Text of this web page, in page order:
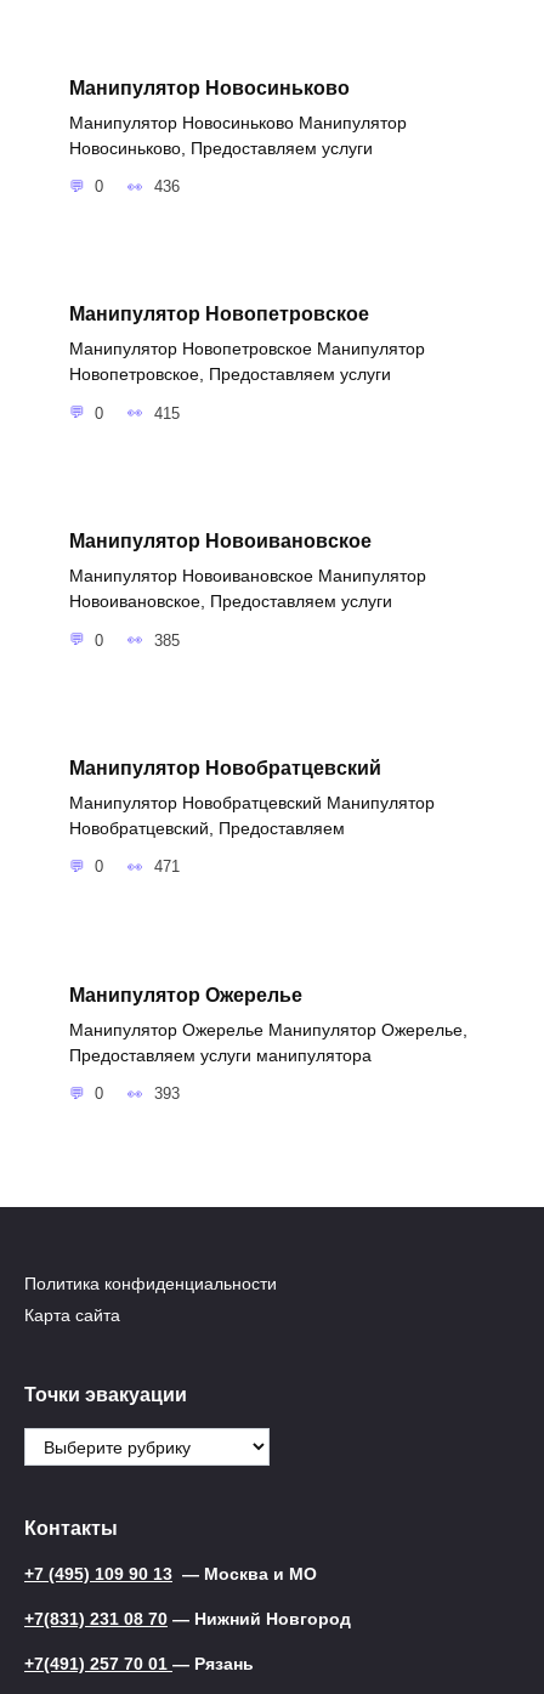
Манипулятор Новосиньково
Манипулятор Новосиньково Манипулятор
Новосиньково, Предоставляем услуги
0 436
Манипулятор Новопетровское
Манипулятор Новопетровское Манипулятор
Новопетровское, Предоставляем услуги
0 415
Манипулятор Новоивановское
Манипулятор Новоивановское Манипулятор
Новоивановское, Предоставляем услуги
0 385
Манипулятор Новобратцевский
Манипулятор Новобратцевский Манипулятор
Новобратцевский, Предоставляем
0 471
Манипулятор Ожерелье
Манипулятор Ожерелье Манипулятор Ожерелье,
Предоставляем услуги манипулятора
0 393
Политика конфиденциальности
Карта сайта
Точки эвакуации
Точки
эвакуации
Контакты
+7 (495) 109 90 13 — Москва и МО
+7(831) 231 08 70 — Нижний Новгород
+7(491) 257 70 01 — Рязань